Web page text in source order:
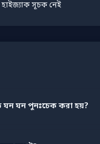
সূচক নেই
ঘন পুনঃচেক করা হয়?